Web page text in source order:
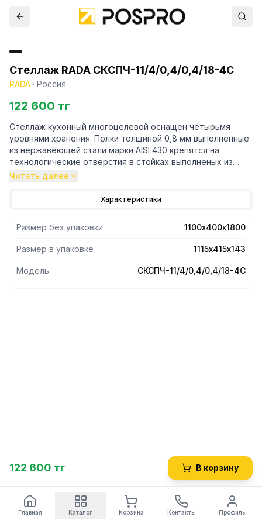
Стеллаж RADA СКСПЧ-11/4/0,4/0,4/18-4С
RADA · Россия
122 600 тг
Стеллаж кухонный многоцелевой оснащен четырьмя
уровнями хранения. Полки толщиной 0,8 мм выполненные
из нержавеющей стали марки AISI 430 крепятся на
технологические отверстия в стойках выполненых из
трубы профильной 40х40 марки AISI 430 и толщиной 1,2
разорбраном виде. Вариант поставки 4 полки и
комплекта 35 кг. Габариты упаковки полок 1115х415х143 мм.
Читать далее
Характеристики
Размер без упаковки 1100х400х1800
Размер в упаковке 1115х415х143
Модель СКСПЧ-11/4/0,4/0,4/18-4С
122 600 тг В корзину
Главная Каталог Корзина Контакты Профиль